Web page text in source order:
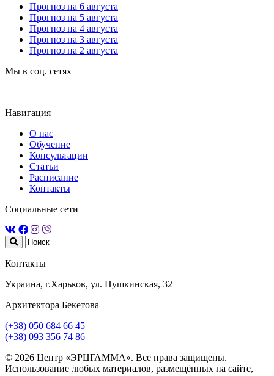
Прогноз на 6 августа
Прогноз на 5 августа
Прогноз на 4 августа
Прогноз на 3 августа
Прогноз на 2 августа
Мы в соц. сетях
Навигация
О нас
Обучение
Консультации
Статьи
Расписание
Контакты
Социальные сети
Контакты
Украина, г.Харьков, ул. Пушкинская, 32
Архитектора Бекетова
(+38) 050 684 66 45
(+38) 093 356 74 86
© 2026 Центр «ЭРЦГАММА». Все права защищены.
Использование любых материалов, размещённых на сайте,